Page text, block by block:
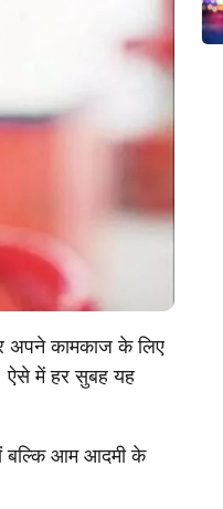
अपने कामकाज के लिए
ऐसे में हर सुबह यह
बल्कि आम आदमी के